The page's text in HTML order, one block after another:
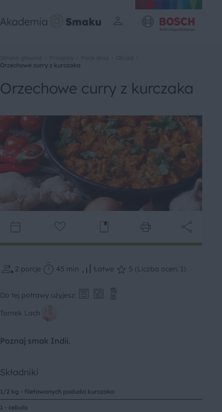
Orzechowe curry z kurczaka
Orzechowe curry z kurczaka
2 porcje 45 min Łatwe 5 (Liczba ocen: 1)
Do tej potrawy użyjesz:
Tomek Lach
Poznaj smak Indii.
Składniki
1/2 kg - filetowanych podudzi kurczaka
1 - cebula